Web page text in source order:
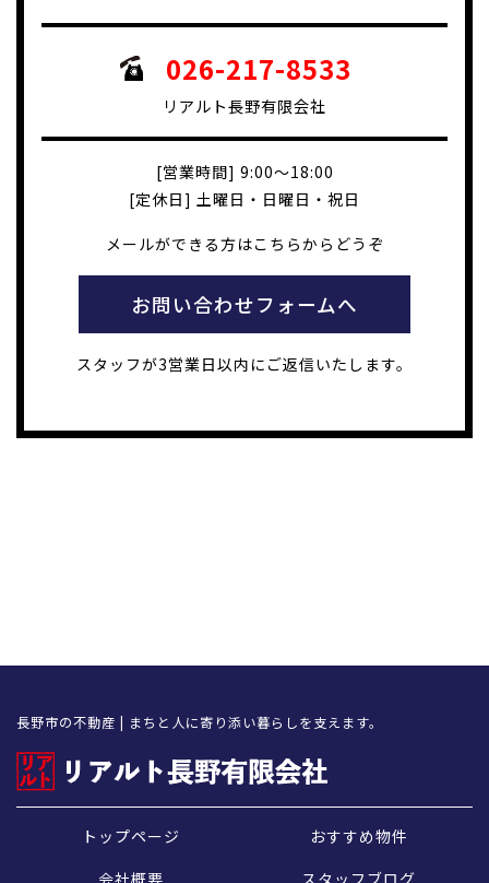
026-217-8533
リアルト長野有限会社
[営業時間] 9:00～18:00
[定休日] 土曜日・日曜日・祝日
メールができる方はこちらからどうぞ
お問い合わせフォームへ
スタッフが3営業日以内にご返信いたします。
長野市の不動産 | まちと人に寄り添い暮らしを支えます。
トップページ
おすすめ物件
会社概要
スタッフブログ